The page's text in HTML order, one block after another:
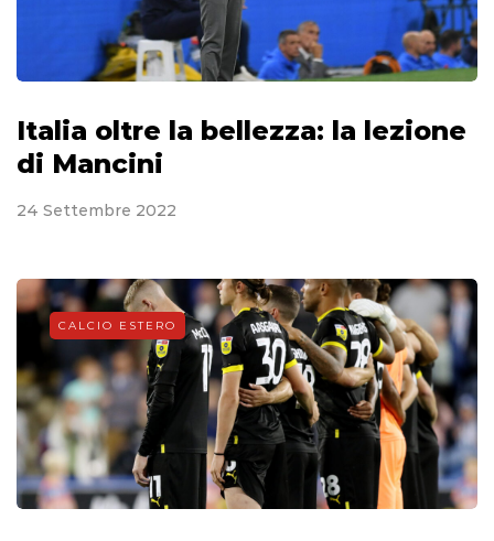
Italia oltre la bellezza: la lezione
di Mancini
24 Settembre 2022
CALCIO ESTERO